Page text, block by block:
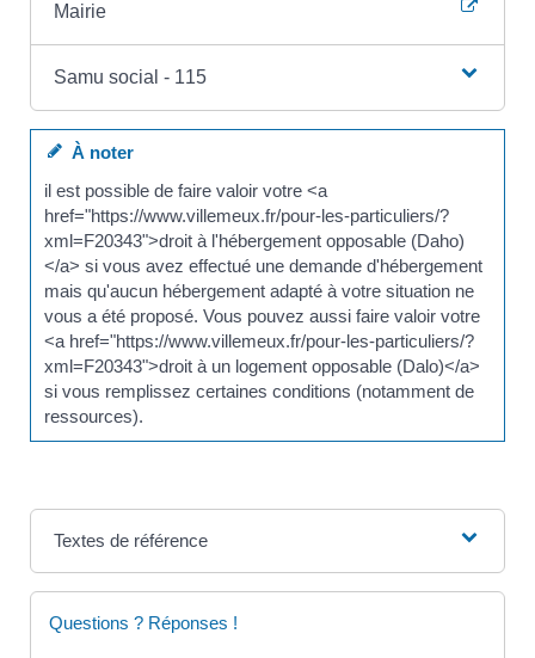
Mairie
Samu social - 115
À noter
il est possible de faire valoir votre <a
href="https://www.villemeux.fr/pour-les-particuliers/?
xml=F20343">droit à l'hébergement opposable (Daho)
</a> si vous avez effectué une demande d'hébergement
mais qu'aucun hébergement adapté à votre situation ne
vous a été proposé. Vous pouvez aussi faire valoir votre
<a href="https://www.villemeux.fr/pour-les-particuliers/?
xml=F20343">droit à un logement opposable (Dalo)</a>
si vous remplissez certaines conditions (notamment de
ressources).
Textes de référence
Questions ? Réponses !